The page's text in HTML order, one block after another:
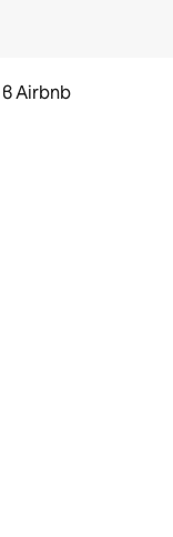
Airbnb